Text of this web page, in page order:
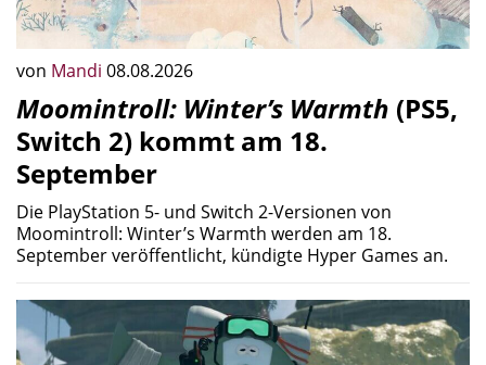
von Mandi 08.08.2026
Moomintroll: Winter’s Warmth (PS5,
Switch 2) kommt am 18.
September
Die PlayStation 5- und Switch 2-Versionen von
Moomintroll: Winter’s Warmth werden am 18.
September veröffentlicht, kündigte Hyper Games an.